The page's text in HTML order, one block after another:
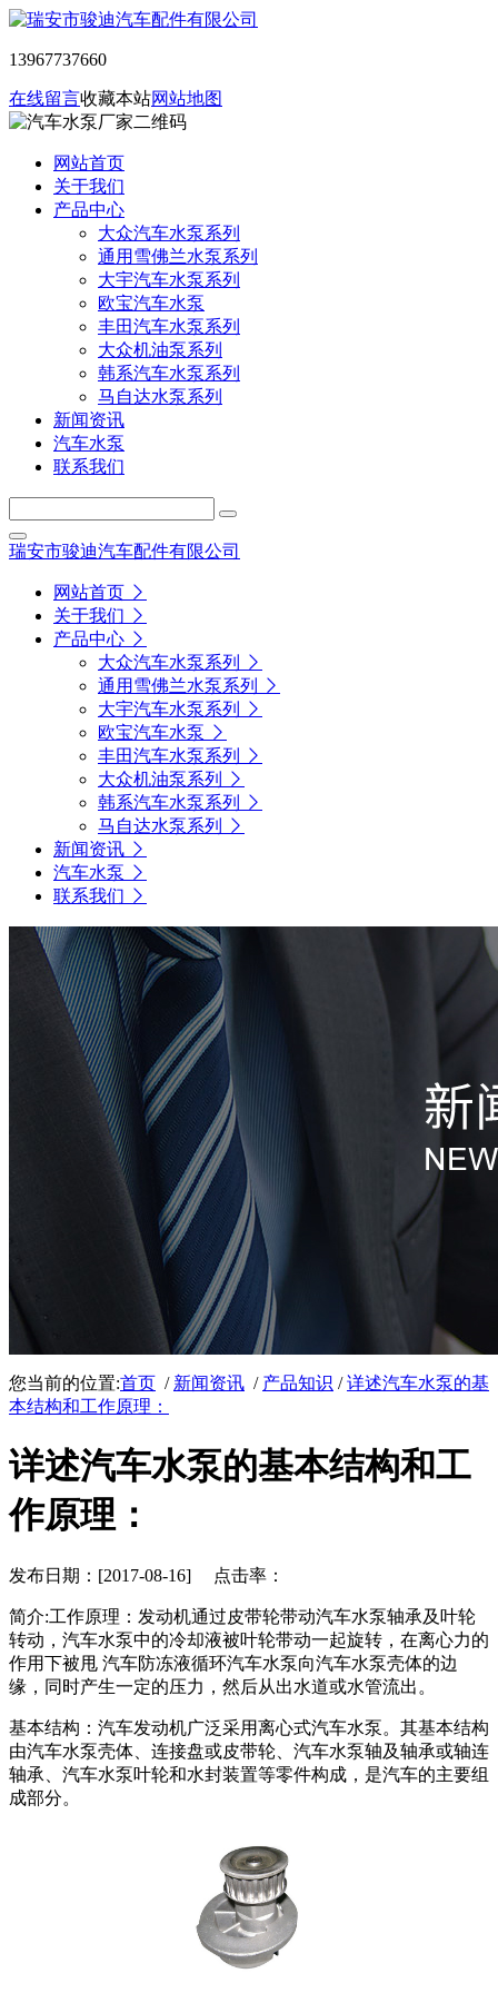
13967737660
在线留言收藏本站网站地图
网站首页
关于我们
产品中心
大众汽车水泵系列
通用雪佛兰水泵系列
大宇汽车水泵系列
欧宝汽车水泵
丰田汽车水泵系列
大众机油泵系列
韩系汽车水泵系列
马自达水泵系列
新闻资讯
汽车水泵
联系我们
瑞安市骏迪汽车配件有限公司
网站首页
关于我们
产品中心
大众汽车水泵系列
通用雪佛兰水泵系列
大宇汽车水泵系列
欧宝汽车水泵
丰田汽车水泵系列
大众机油泵系列
韩系汽车水泵系列
马自达水泵系列
新闻资讯
汽车水泵
联系我们
您当前的位置:首页 / 新闻资讯 / 产品知识 /详述汽车水泵的基
本结构和工作原理：
详述汽车水泵的基本结构和工
作原理：
发布日期：[2017-08-16] 点击率：
简介:工作原理：发动机通过皮带轮带动汽车水泵轴承及叶轮
转动，汽车水泵中的冷却液被叶轮带动一起旋转​，在离心力的
作用下被甩 汽车防冻液循环汽车水泵向汽车水泵壳体的边
缘，同时产生一定的压力，然后从出水道或水管流出。
基本结构：汽车发动机广泛采用离心式汽车水泵。其基本结构
由汽车水泵壳体、连接盘或皮带轮、汽车水泵轴及轴承或轴连
轴承、汽车水泵叶轮和水封装置等零件构成，是汽车的主要组
成部分。